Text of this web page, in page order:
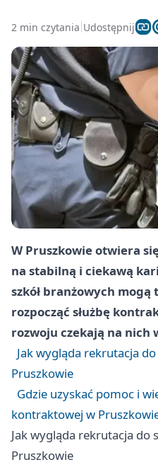
2 min czytania Udostępnij
W Pruszkowie otwiera
na stabilną i ciekawą
szkół branżowych
rozpocząć służbę
rozwoju czekają na nich
Jak wygląda rekrutacja
Pruszkowie
Gdzie uzyskać pomoc i
kontraktowej w
Jak wygląda rekrutacja do
Pruszkowie